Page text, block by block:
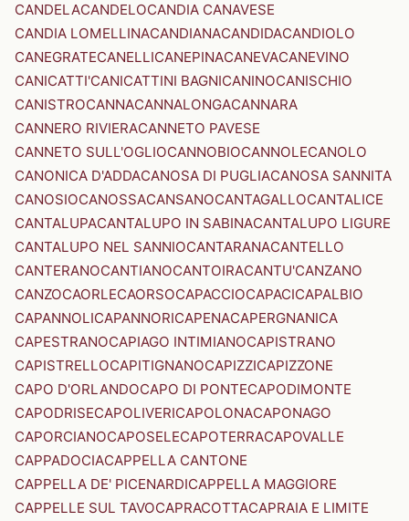
CANDELACANDELOCANDIA CANAVESE
CANDIA LOMELLINACANDIANACANDIDACANDIOLO
CANEGRATECANELLICANEPINACANEVACANEVINO
CANICATTI'CANICATTINI BAGNICANINOCANISCHIO
CANISTROCANNACANNALONGACANNARA
CANNERO RIVIERACANNETO PAVESE
CANNETO SULL'OGLIOCANNOBIOCANNOLECANOLO
CANONICA D'ADDACANOSA DI PUGLIACANOSA SANNITA
CANOSIOCANOSSACANSANOCANTAGALLOCANTALICE
CANTALUPACANTALUPO IN SABINACANTALUPO LIGURE
CANTALUPO NEL SANNIOCANTARANACANTELLO
CANTERANOCANTIANOCANTOIRACANTU'CANZANO
CANZOCAORLECAORSOCAPACCIOCAPACICAPALBIO
CAPANNOLICAPANNORICAPENACAPERGNANICA
CAPESTRANOCAPIAGO INTIMIANOCAPISTRANO
CAPISTRELLOCAPITIGNANOCAPIZZICAPIZZONE
CAPO D'ORLANDOCAPO DI PONTECAPODIMONTE
CAPODRISECAPOLIVERICAPOLONACAPONAGO
CAPORCIANOCAPOSELECAPOTERRACAPOVALLE
CAPPADOCIACAPPELLA CANTONE
CAPPELLA DE' PICENARDICAPPELLA MAGGIORE
CAPPELLE SUL TAVOCAPRACOTTACAPRAIA E LIMITE